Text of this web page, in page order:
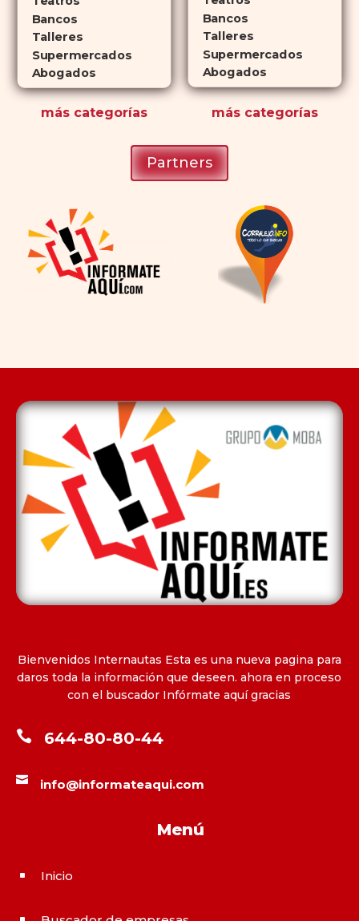
románticas con antelación.
Bancos
Talleres
Supermercados
Abogados
más categorías
Bancos
Talleres
Supermercados
Abogados
máscategorías
Partners
Bienvenidos Internautas Esta es una nueva pagina para
daros toda la información que deseen. ahora en proceso
con el buscador Infórmate aquí gracias
 644-80-80-44
 info@informateaqui.com
Menú
^ Inicio